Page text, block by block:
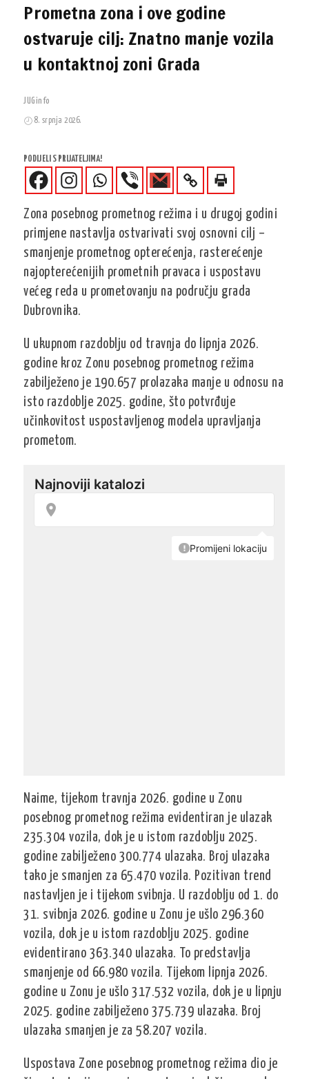
Prometna zona i ove godine
ostvaruje cilj: Znatno manje vozila
u kontaktnoj zoni Grada
JUGinfo
8. srpnja 2026.
PODIJELI S PRIJATELJIMA!
Zona posebnog prometnog režima i u drugoj godini
primjene nastavlja ostvarivati svoj osnovni cilj –
smanjenje prometnog opterećenja, rasterećenje
najopterećenijih prometnih pravaca i uspostavu
većeg reda u prometovanju na području grada
Dubrovnika.
U ukupnom razdoblju od travnja do lipnja 2026.
godine kroz Zonu posebnog prometnog režima
zabilježeno je 190.657 prolazaka manje u odnosu na
isto razdoblje 2025. godine, što potvrđuje
učinkovitost uspostavljenog modela upravljanja
prometom.
Naime, tijekom travnja 2026. godine u Zonu
posebnog prometnog režima evidentiran je ulazak
235.304 vozila, dok je u istom razdoblju 2025.
godine zabilježeno 300.774 ulazaka. Broj ulazaka
tako je smanjen za 65.470 vozila. Pozitivan trend
nastavljen je i tijekom svibnja. U razdoblju od 1. do
31. svibnja 2026. godine u Zonu je ušlo 296.360
vozila, dok je u istom razdoblju 2025. godine
evidentirano 363.340 ulazaka. To predstavlja
smanjenje od 66.980 vozila. Tijekom lipnja 2026.
godine u Zonu je ušlo 317.532 vozila, dok je u lipnju
2025. godine zabilježeno 375.739 ulazaka. Broj
ulazaka smanjen je za 58.207 vozila.
Uspostava Zone posebnog prometnog režima dio je